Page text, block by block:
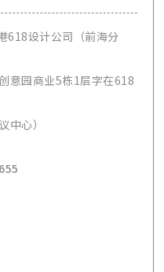
618设计公司（前海分
意园商业5栋1层字在618
中心）